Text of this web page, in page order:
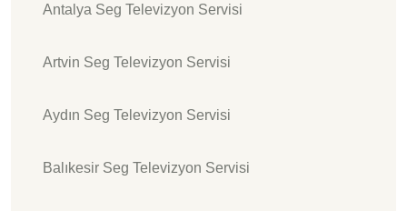
Antalya Seg Televizyon Servisi
Artvin Seg Televizyon Servisi
Aydın Seg Televizyon Servisi
Balıkesir Seg Televizyon Servisi